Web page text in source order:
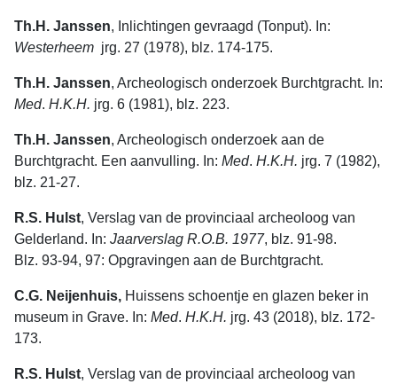
Th.H. Janssen, Inlichtingen gevraagd (Tonput). In:
Westerheem jrg. 27 (1978), blz. 174-175.
Th.H. Janssen, Archeologisch onderzoek Burchtgracht. In:
Med. H.K.H. jrg. 6 (1981), blz. 223.
Th.H. Janssen, Archeologisch onderzoek aan de
Burchtgracht. Een aanvul­ling. In: Med. H.K.H. jrg. 7 (1982),
blz. 21-27.
R.S. Hulst, Verslag van de provinciaal archeoloog van
Gelderland. In: Jaarver­slag R.O.B. 1977, blz. 91-98.
Blz. 93-94, 97: Opgravingen aan de Burchtgracht.
C.G. Neijenhuis, Huissens schoentje en glazen beker in
museum in Grave. In: Med. H.K.H. jrg. 43 (2018), blz. 172-
173.
R.S. Hulst, Verslag van de provinciaal archeoloog van